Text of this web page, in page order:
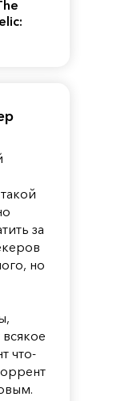
за
но
что-